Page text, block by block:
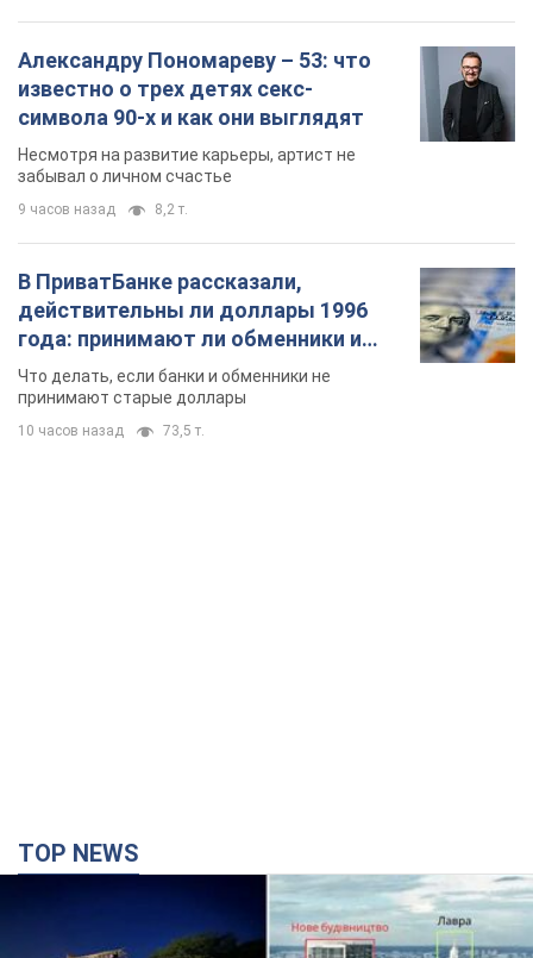
Александру Пономареву – 53: что
известно о трех детях секс-
символа 90-х и как они выглядят
Несмотря на развитие карьеры, артист не
забывал о личном счастье
9 часов назад 8,2 т.
В ПриватБанке рассказали,
действительны ли доллары 1996
года: принимают ли обменники и
банки такие купюры
Что делать, если банки и обменники не
принимают старые доллары
10 часов назад 73,5 т.
TOP NEWS